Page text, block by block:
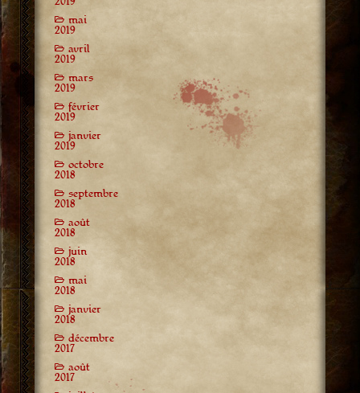
mai
2019
avril
2019
mars
2019
février
2019
janvier
2019
octobre
2018
septembre
2018
août
2018
juin
2018
mai
2018
janvier
2018
décembre
2017
août
2017